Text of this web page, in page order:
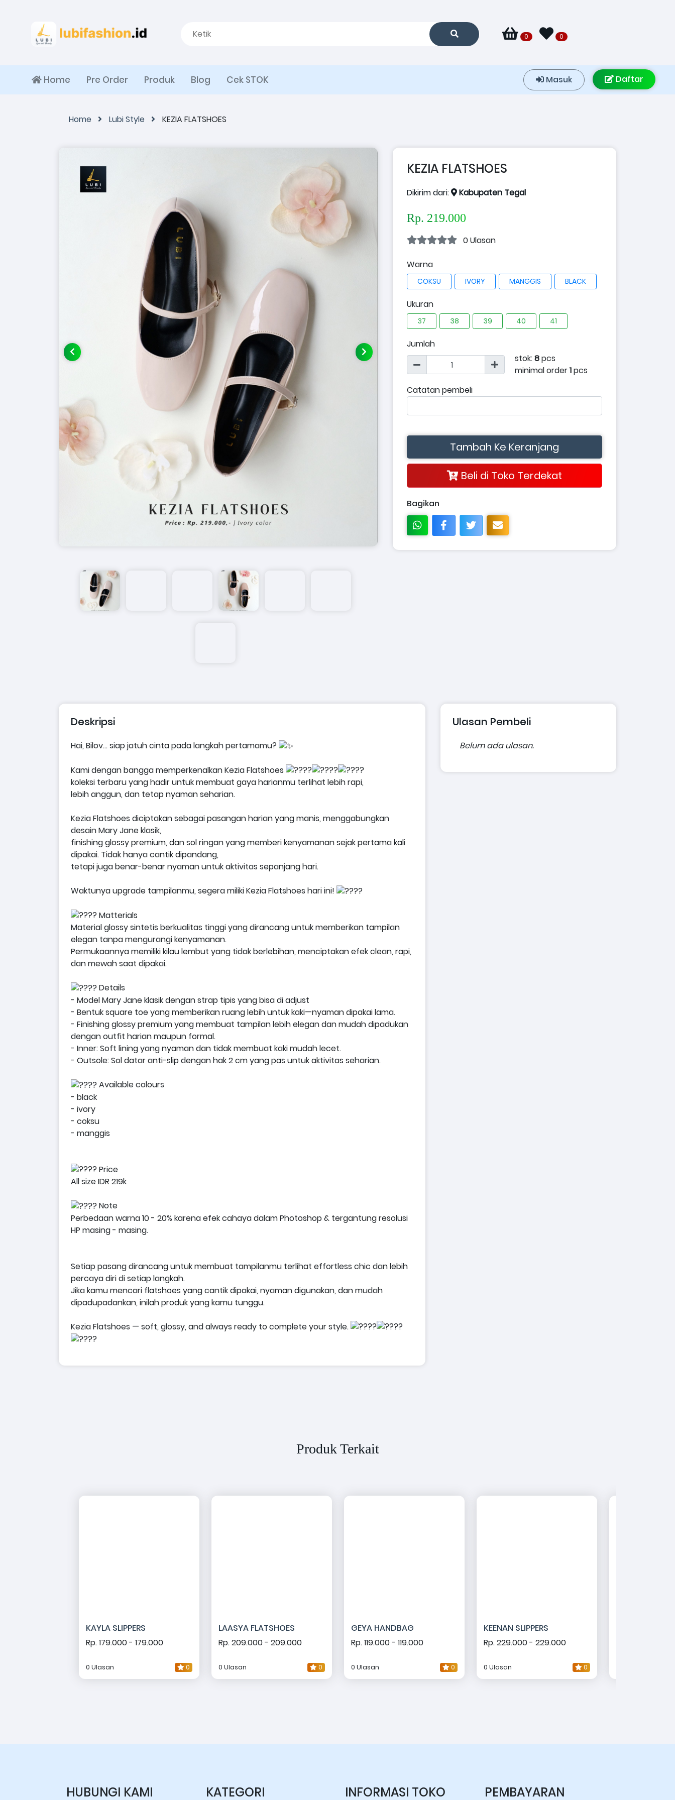
0 0
Home Pre Order Produk Blog Cek STOK Masuk Daftar
Home Lubi Style KEZIA FLATSHOES
KEZIA FLATSHOES
Dikirim dari: Kabupaten Tegal
Rp. 219.000
0 Ulasan
Warna
COKSU IVORY MANGGIS BLACK
Ukuran
37 38 39 40 41
Jumlah
stok:8pcs
minimal order1pcs
Catatan pembeli
Tambah Ke Keranjang
Beli di Toko Terdekat
Bagikan
Deskripsi
Hai, Bilov… siap jatuh cinta pada langkah pertamamu?
Kami dengan bangga memperkenalkanKeziaFlatshoes
koleksi terbaru yang hadir untuk membuat gaya harianmu terlihat lebih rapi,
lebih anggun, dan tetap nyaman seharian.
KeziaFlatshoes diciptakan sebagai pasangan harian yang manis, menggabungkan
desain Mary Jane klasik,
finishing glossy premium, dan sol ringan yang memberi kenyamanan sejak pertama kali
dipakai. Tidak hanya cantik dipandang,
tetapi juga benar-benar nyaman untuk aktivitas sepanjang hari.
Waktunya upgrade tampilanmu, segera milikiKeziaFlatshoes hari ini!
Matterials
Material glossy sintetis berkualitas tinggi yang dirancang untuk memberikan tampilan
elegan tanpa mengurangi kenyamanan.
Permukaannya memiliki kilau lembut yang tidak berlebihan, menciptakan efek clean, rapi,
dan mewah saat dipakai.
Details
- Model Mary Jane klasik dengan strap tipis yang bisa di adjust
- Bentuk square toe yang memberikan ruang lebih untuk kaki—nyaman dipakai lama.
- Finishing glossy premium yang membuat tampilan lebih elegan dan mudah dipadukan
dengan outfit harian maupun formal.
- Inner: Soft lining yang nyaman dan tidak membuat kaki mudah lecet.
- Outsole: Sol datar anti-slip dengan hak 2 cm yang pas untuk aktivitas seharian.
Available colours
- black
- ivory
- coksu
- manggis
Price
All size IDR 219k
Note
Perbedaan warna 10 - 20% karena efek cahaya dalam Photoshop & tergantung resolusi
HP masing - masing.
Setiap pasang dirancang untuk membuat tampilanmu terlihat effortless chic dan lebih
percaya diri di setiap langkah.
Jika kamu mencari flatshoes yang cantik dipakai, nyaman digunakan, dan mudah
dipadupadankan, inilah produk yang kamu tunggu.
KeziaFlatshoes — soft, glossy, and always ready to complete your style.
Ulasan Pembeli
Belum ada ulasan.
Produk Terkait
KAYLA SLIPPERS
Rp. 179.000 - 179.000
0 Ulasan 0
LAASYA FLATSHOES
Rp. 209.000 - 209.000
0 Ulasan 0
GEYA HANDBAG
Rp. 119.000 - 119.000
0 Ulasan 0
KEENAN SLIPPERS
Rp. 229.000 - 229.000
0 Ulasan 0
HUBUNGI KAMI KATEGORI INFORMASI TOKO PEMBAYARAN